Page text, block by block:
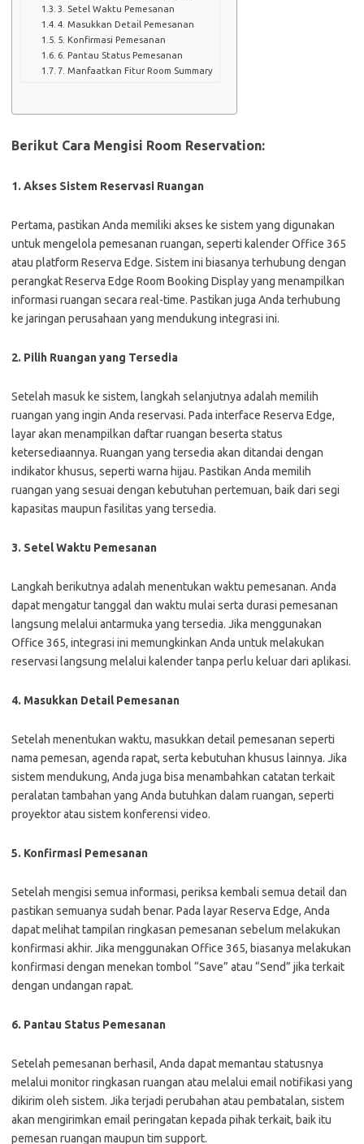
3. Setel Waktu Pemesanan
4. Masukkan Detail Pemesanan
5. Konfirmasi Pemesanan
6. Pantau Status Pemesanan
7. Manfaatkan Fitur Room Summary
Berikut Cara Mengisi Room Reservation:
1. Akses Sistem Reservasi Ruangan
Pertama, pastikan Anda memiliki akses ke sistem yang digunakan
untuk mengelola pemesanan ruangan, seperti kalender Office 365
atau platform Reserva Edge. Sistem ini biasanya terhubung dengan
perangkat Reserva Edge Room Booking Display yang menampilkan
informasi ruangan secara real-time. Pastikan juga Anda terhubung
ke jaringan perusahaan yang mendukung integrasi ini.
2. Pilih Ruangan yang Tersedia
Setelah masuk ke sistem, langkah selanjutnya adalah memilih
ruangan yang ingin Anda reservasi. Pada interface Reserva Edge,
layar akan menampilkan daftar ruangan beserta status
ketersediaannya. Ruangan yang tersedia akan ditandai dengan
indikator khusus, seperti warna hijau. Pastikan Anda memilih
ruangan yang sesuai dengan kebutuhan pertemuan, baik dari segi
kapasitas maupun fasilitas yang tersedia.
3. Setel Waktu Pemesanan
Langkah berikutnya adalah menentukan waktu pemesanan. Anda
dapat mengatur tanggal dan waktu mulai serta durasi pemesanan
langsung melalui antarmuka yang tersedia. Jika menggunakan
Office 365, integrasi ini memungkinkan Anda untuk melakukan
reservasi langsung melalui kalender tanpa perlu keluar dari aplikasi.
4. Masukkan Detail Pemesanan
Setelah menentukan waktu, masukkan detail pemesanan seperti
nama pemesan, agenda rapat, serta kebutuhan khusus lainnya. Jika
sistem mendukung, Anda juga bisa menambahkan catatan terkait
peralatan tambahan yang Anda butuhkan dalam ruangan, seperti
proyektor atau sistem konferensi video.
5. Konfirmasi Pemesanan
Setelah mengisi semua informasi, periksa kembali semua detail dan
pastikan semuanya sudah benar. Pada layar Reserva Edge, Anda
dapat melihat tampilan ringkasan pemesanan sebelum melakukan
konfirmasi akhir. Jika menggunakan Office 365, biasanya melakukan
konfirmasi dengan menekan tombol “Save” atau “Send” jika terkait
dengan undangan rapat.
6. Pantau Status Pemesanan
Setelah pemesanan berhasil, Anda dapat memantau statusnya
melalui monitor ringkasan ruangan atau melalui email notifikasi yang
dikirim oleh sistem. Jika terjadi perubahan atau pembatalan, sistem
akan mengirimkan email peringatan kepada pihak terkait, baik itu
pemesan ruangan maupun tim support.